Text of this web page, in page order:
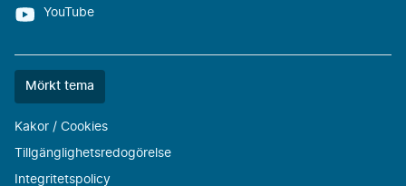
YouTube
Färgtemat
Mörkt tema
Kakor / Cookies
Tillgänglighetsredogörelse
Integritetspolicy